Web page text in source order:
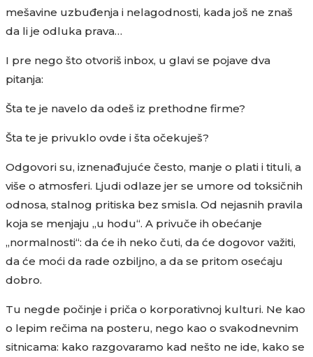
mešavine uzbuđenja i nelagodnosti, kada još ne znaš
da li je odluka prava…
I pre nego što otvoriš inbox, u glavi se pojave dva
pitanja:
Šta te je navelo da odeš iz prethodne firme?
Šta te je privuklo ovde i šta očekuješ?
Odgovori su, iznenađujuće često, manje o plati i tituli, a
više o atmosferi. Ljudi odlaze jer se umore od toksičnih
odnosa, stalnog pritiska bez smisla. Od nejasnih pravila
koja se menjaju „u hodu“. A privuče ih obećanje
„normalnosti“: da će ih neko čuti, da će dogovor važiti,
da će moći da rade ozbiljno, a da se pritom osećaju
dobro.
Tu negde počinje i priča o korporativnoj kulturi. Ne kao
o lepim rečima na posteru, nego kao o svakodnevnim
sitnicama: kako razgovaramo kad nešto ne ide, kako se